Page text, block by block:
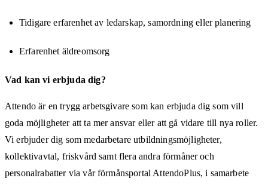
Tidigare erfarenhet av ledarskap, samordning eller planering
Erfarenhet äldreomsorg
Vad kan vi erbjuda dig?
Attendo är en trygg arbetsgivare som kan erbjuda dig som vill
goda möjligheter att ta mer ansvar eller att gå vidare till nya roller.
Vi erbjuder dig som medarbetare utbildningsmöjligheter,
kollektivavtal, friskvård samt flera andra förmåner och
personalrabatter via vår förmånsportal AttendoPlus, i samarbete